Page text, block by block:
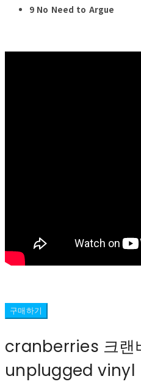
9 No Need to Argue
구매하기
cranberries 크랜
unplugged vinyl